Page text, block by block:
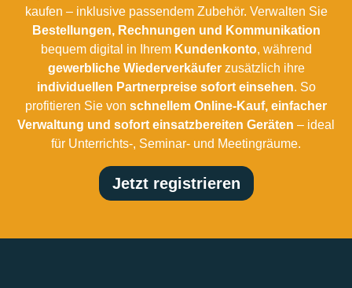
kaufen – inklusive passendem Zubehör. Verwalten Sie
Bestellungen, Rechnungen und Kommunikation
bequem digital in Ihrem Kundenkonto, während
gewerbliche Wiederverkäuferzusätzlich ihre
individuellen Partnerpreise sofort einsehen. So
profitieren Sie von schnellem Online-Kauf, einfacher
Verwaltung und sofort einsatzbereiten Geräten – ideal
für Unterrichts-, Seminar- und Meetingräume.
Jetzt registrieren